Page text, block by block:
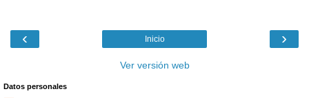
‹ ›
Inicio
Ver versión web
Datos personales